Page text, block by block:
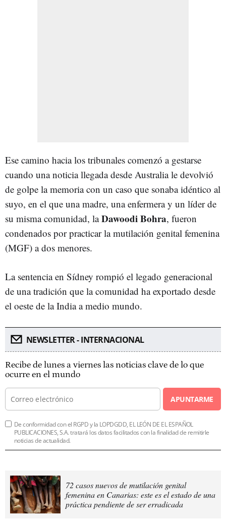
Ese camino hacia los tribunales comenzó a gestarse
cuando una noticia llegada desde Australia le devolvió
de golpe la memoria con un caso que sonaba idéntico al
suyo, en el que una madre, una enfermera y un líder de
su misma comunidad, laDawoodi Bohra, fueron
condenados por practicar la mutilación genital femenina
(MGF) a dos menores.
La sentencia en Sídney rompió el legado generacional
de una tradición que la comunidad ha exportado desde
el oeste de la India a medio mundo.
NEWSLETTER - INTERNACIONAL
Recibe de lunes a viernes las noticias clave de lo que
ocurre en el mundo
APUNTARME
De conformidad con el RGPD y la LOPDGDD, EL LEÓN DE EL ESPAÑOL
PUBLICACIONES, S.A. tratará los datos facilitados con la finalidad de remitirle
noticias de actualidad.
72 casos nuevos de mutilación genital
femenina en Canarias: este es el estado de una
práctica pendiente de ser erradicada